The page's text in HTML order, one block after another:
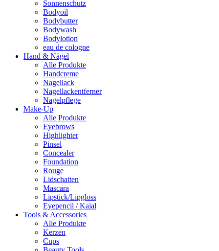
Sonnenschutz
Bodyoil
Bodybutter
Bodywash
Bodylotion
eau de cologne
Hand & Nägel
Alle Produkte
Handcreme
Nagellack
Nagellackentferner
Nagelpflege
Make-Up
Alle Produkte
Eyebrows
Highlighter
Pinsel
Concealer
Foundation
Rouge
Lidschatten
Mascara
Lipstick/Lipgloss
Eyepencil / Kajal
Tools & Accessories
Alle Produkte
Kerzen
Cups